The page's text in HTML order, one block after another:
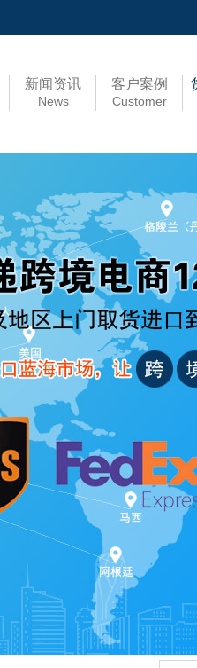
新闻资讯
News
客户案例
Customer